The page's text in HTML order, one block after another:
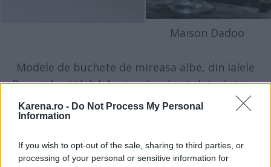
Karena.ro - Do Not Process My Personal
Information
If you wish to opt-out of the sale, sharing to third parties, or
processing of your personal or sensitive information for
Maison Dadoo
Modele de buchete de mireasa albe, din lalele
Daca iubesti lalelele si vrei sa le ai alaturi si in cea
mai importanta zi a vietii tale, atunci iti poti alege
un buchet de mireasa alb compus din aceste flori
amanunt nu mai reprezinta o problema, caci